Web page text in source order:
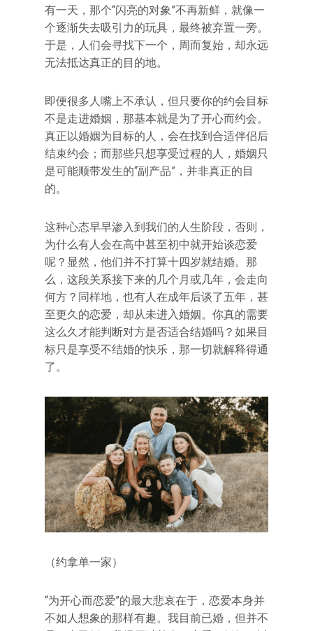
有一天，那个“闪亮的对象”不再新鲜，就像一
个逐渐失去吸引力的玩具，最终被弃置一旁。
于是，人们会寻找下一个，周而复始，却永远
无法抵达真正的目的地。
即便很多人嘴上不承认，但只要你的约会目标
不是走进婚姻，那基本就是为了开心而约会。
真正以婚姻为目标的人，会在找到合适伴侣后
结束约会；而那些只想享受过程的人，婚姻只
是可能顺带发生的“副产品”，并非真正的目
的。
这种心态早早渗入到我们的人生阶段，否则，
为什么有人会在高中甚至初中就开始谈恋爱
呢？显然，他们并不打算十四岁就结婚。那
么，这段关系接下来的几个月或几年，会走向
何方？同样地，也有人在成年后谈了五年，甚
至更久的恋爱，却从未进入婚姻。你真的需要
这么久才能判断对方是否适合结婚吗？如果目
标只是享受不结婚的快乐，那一切就解释得通
了。
（约拿单一家）
“为开心而恋爱”的最大悲哀在于，恋爱本身并
不如人想象的那样有趣。我目前已婚，但并不